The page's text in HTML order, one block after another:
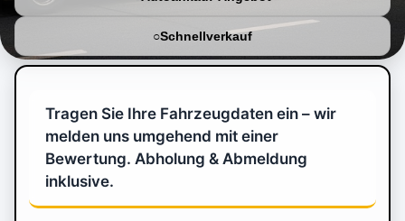
Schnellverkauf
Tragen Sie Ihre Fahrzeugdaten ein – wir
melden uns umgehend mit einer
Bewertung. Abholung & Abmeldung
inklusive.